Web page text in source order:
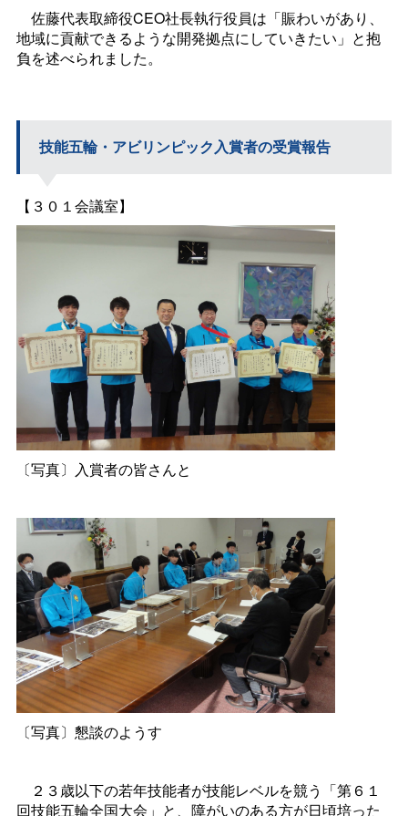
佐藤代表取締役CEO社長執行役員は「賑わいがあり、
地域に貢献できるような開発拠点にしていきたい」と抱
負を述べられました。
技能五輪・アビリンピック入賞者の受賞報告
【３０１会議室】
〔写真〕入賞者の皆さんと
〔写真〕懇談のようす
２３歳以下の若年技能者が技能レベルを競う「第６１
回技能五輪全国大会」と、障がいのある方が日頃培った